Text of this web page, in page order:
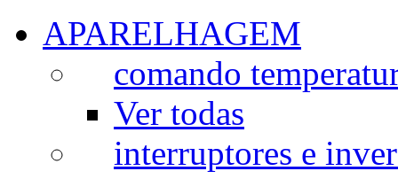
APARELHAGEM
comando
Ver todas
interruptores e